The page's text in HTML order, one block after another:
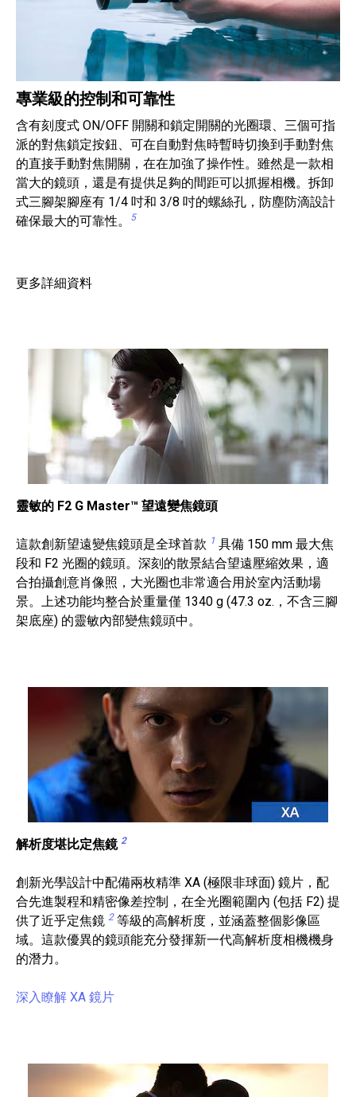
專業級的控制和可靠性
含有刻度式 ON/OFF 開關和鎖定開關的光圈環、三個可指
派的對焦鎖定按鈕、可在自動對焦時暫時切換到手動對焦
的直接手動對焦開關，在在加強了操作性。雖然是一款相
當大的鏡頭，還是有提供足夠的間距可以抓握相機。拆卸
式三腳架腳座有 1/4 吋和 3/8 吋的螺絲孔，防塵防滴設計
確保最大的可靠性。
5
更多詳細資料
靈敏的 F2 G Master™ 望遠變焦鏡頭
這款創新望遠變焦鏡頭是全球首款 1 具備 150 mm 最大焦
段和 F2 光圈的鏡頭。深刻的散景結合望遠壓縮效果，適
合拍攝創意肖像照，大光圈也非常適合用於室內活動場
景。上述功能均整合於重量僅 1340 g (47.3 oz.，不含三腳
架底座) 的靈敏內部變焦鏡頭中。
解析度堪比定焦鏡 2
創新光學設計中配備兩枚精準 XA (極限非球面) 鏡片，配
合先進製程和精密像差控制，在全光圈範圍內 (包括 F2) 提
供了近乎定焦鏡 2 等級的高解析度，並涵蓋整個影像區
域。這款優異的鏡頭能充分發揮新一代高解析度相機機身
的潛力。
深入瞭解 XA 鏡片